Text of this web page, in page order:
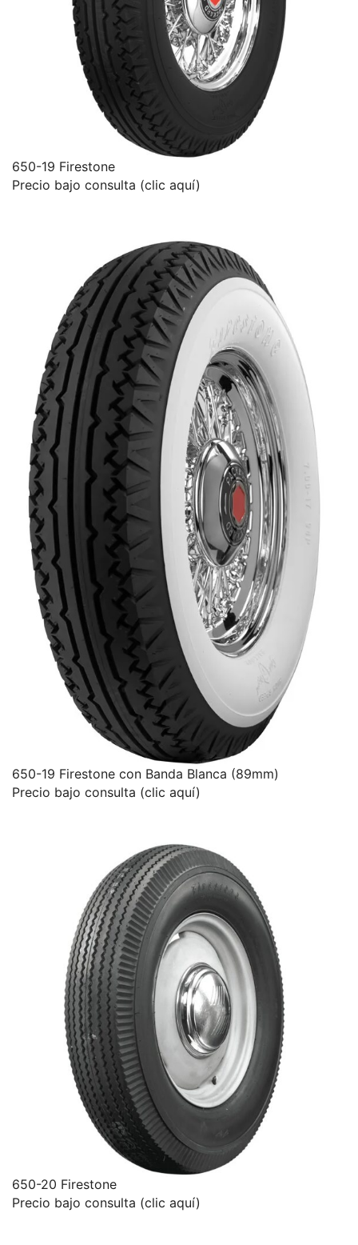
650-19 Firestone
Precio bajo consulta (clic aquí)
650-19 Firestone con Banda Blanca (89mm)
Precio bajo consulta (clic aquí)
650-20 Firestone
Precio bajo consulta (clic aquí)